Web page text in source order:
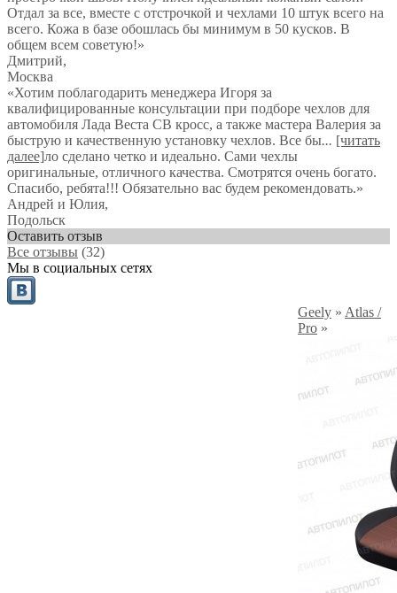
Отдал за все, вместе с отстрочкой и чехлами 10 штук всего на
всего. Кожа в базе обошлась бы минимум в 50 кусков. В
общем всем советую!»
Дмитрий,
Москва
«Хотим поблагодарить менеджера Игоря за
квалифицированные консультации при подборе чехлов для
автомобиля Лада Веста СВ кросс, а также мастера Валерия за
быструю и качественную установку чехлов. Все бы... [читать
далее]ло сделано четко и идеально. Сами чехлы
оригинальные, отличного качества. Смотрятся очень богато.
Спасибо, ребята!!! Обязательно вас будем рекомендовать.»
Андрей и Юлия,
Подольск
Оставить отзыв
Все отзывы (32)
Мы в социальных сетях
Geely » Atlas /
Pro »